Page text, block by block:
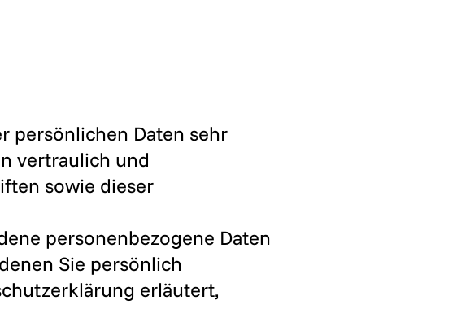
persönlichen Daten sehr
vertraulich und
sowie dieser
personenbezogene Daten
Sie persönlich
erläutert,